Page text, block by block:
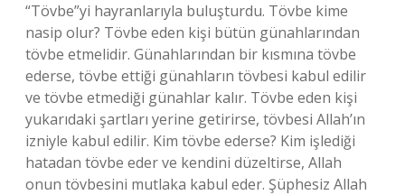
“Tövbe”yi hayranlarıyla buluşturdu. Tövbe kime
nasip olur? Tövbe eden kişi bütün günahlarından
tövbe etmelidir. Günahlarından bir kısmına tövbe
ederse, tövbe ettiği günahların tövbesi kabul edilir
ve tövbe etmediği günahlar kalır. Tövbe eden kişi
yukarıdaki şartları yerine getirirse, tövbesi Allah’ın
izniyle kabul edilir. Kim tövbe ederse? Kim işlediği
hatadan tövbe eder ve kendini düzeltirse, Allah
onun tövbesini mutlaka kabul eder. Şüphesiz Allah